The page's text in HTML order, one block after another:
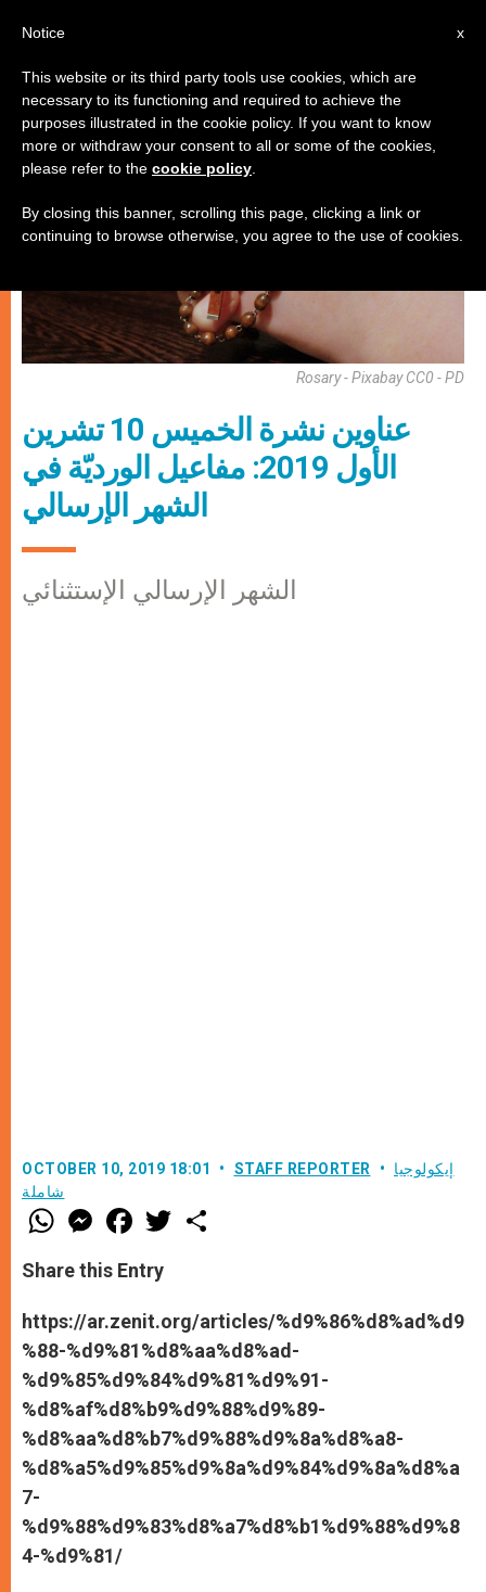
إيكولوجيا شاملة
Rosary - Pixabay CC0 - PD
عناوين نشرة الخميس 10 تشرين
الأول 2019: مفاعيل الورديّة في
الشهر الإرسالي
الشهر الإرسالي الإستثنائي
OCTOBER 10, 2019 18:01 STAFF REPORTER
إيكولوجيا
شاملة
W
h
t
s
p
p
M
e
s
e
g
e
r
F
a
e
b
o
k
w
r
Share this Entry
https://ar.zenit.org/articles/%d9%86%d8%ad%d9
%88-%d9%81%d8%aa%d8%ad-
%d9%85%d9%84%d9%81%d9%91-
%d8%af%d8%b9%d9%88%d9%89-
%d8%aa%d8%b7%d9%88%d9%8a%d8%a8-
%d8%a5%d9%85%d9%8a%d9%84%d9%8a%d8%a
7-
%d9%88%d9%83%d8%a7%d8%b1%d9%88%d9%8
4-%d9%81/
x
Notice
This website or its third party tools use cookies, which are
necessary to its functioning and required to achieve the
purposes illustrated in the cookie policy. If you want to know
more or withdraw your consent to all or some of the cookies,
please refer to the cookie policy
By closing this banner, scrolling this page, clicking a link or
continuing to browse otherwise, you agree to the use of cookies.